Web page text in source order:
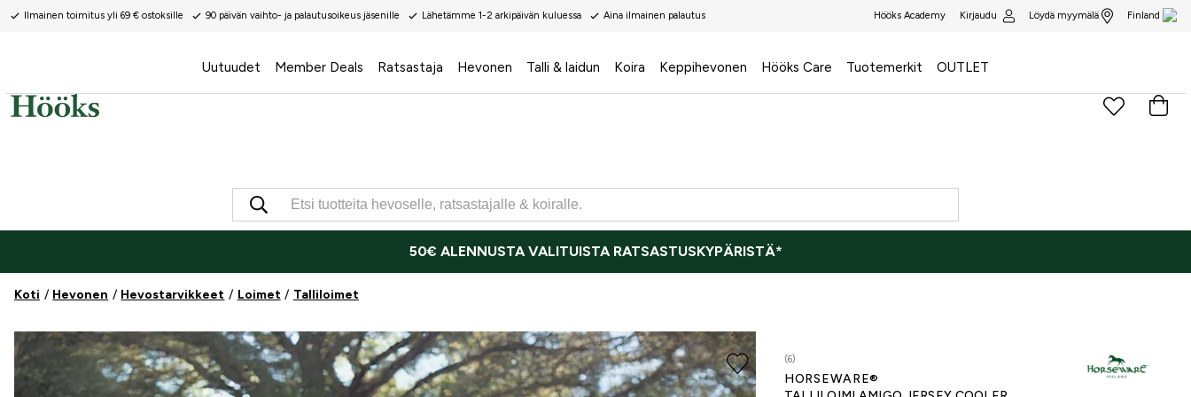
Ilmainen toimitus yli 69 € ostoksille 90 päivän vaihto- ja palautusoikeus jäsenille Lähetämme 1-2 arkipäivän kuluessa Aina ilmainen palautus Hööks Academy Kirjaudu Löydä myymälä Finland
Uutuudet Member Deals Ratsastaja Hevonen Talli & laidun Koira Keppihevonen Hööks Care Tuotemerkit OUTLET
50€ ALENNUSTA VALITUISTA RATSASTUSKYPÄRISTÄ*
Koti Hevonen Hevostarvikkeet Loimet Talliloimet
(6)
HORSEWARE®